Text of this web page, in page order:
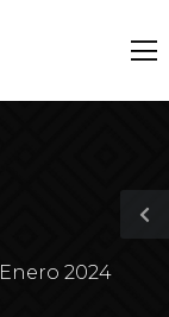
Enero 2024